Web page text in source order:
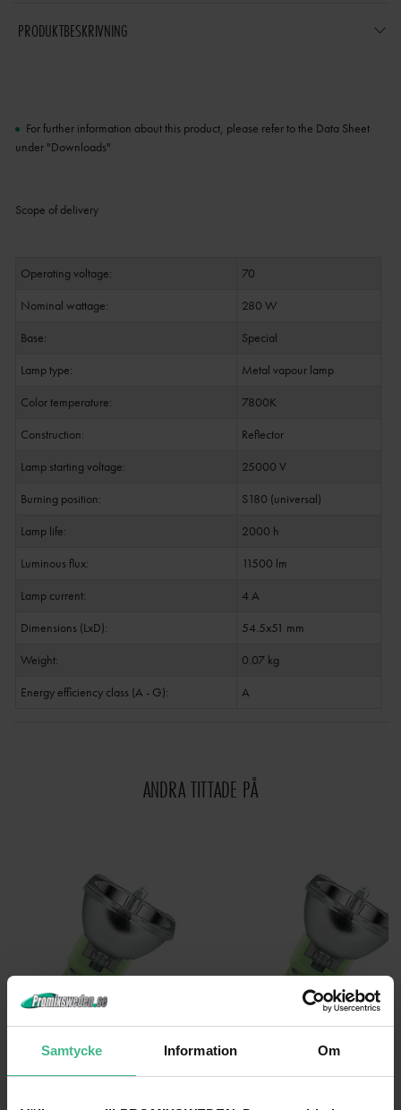
Samtycke Information Om
PRODUKTBESKRIVNING
For further information about this product, please refer to the Data Sheet
under "Downloads"
Scope of delivery
Operating voltage:
70
Nominal wattage:
280 W
Base:
Special
Lamp type:
Metal vapour lamp
Color temperature:
7800K
Construction:
Reflector
Lamp starting voltage:
25000 V
Burning position:
S180 (universal)
Lamp life:
2000 h
Luminous flux:
11500 lm
Lamp current:
4 A
Dimensions (LxD):
54.5x51 mm
Weight:
0.07 kg
Energy efficiency class (A - G):
A
ANDRA TITTADE PÅ
OSRAM SIRIUS HRI 190W DISCHARGE LAMP OSRAM SIRIUS HRI 230W DISCHARGE